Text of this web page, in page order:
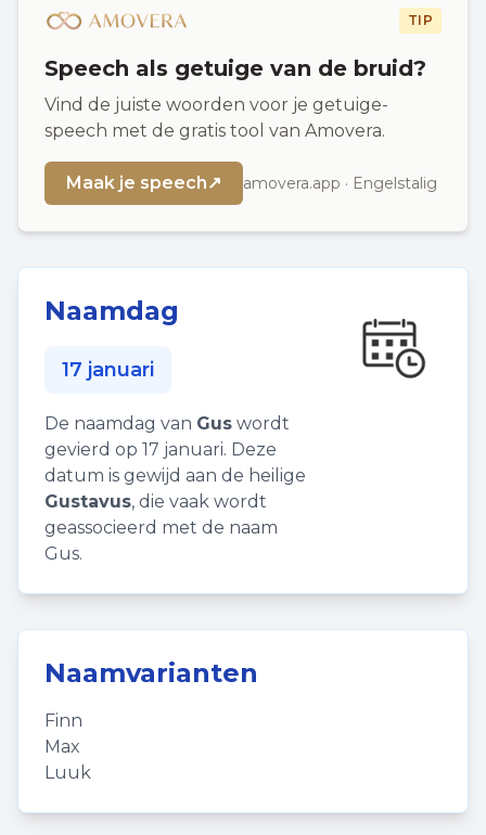
TIP
Speech als getuige van de bruid?
Vind de juiste woorden voor je getuige-
speech met de gratis tool van Amovera.
Maak je speech↗ amovera.app · Engelstalig
Naamdag
17 januari
De naamdag van Gus wordt
gevierd op 17 januari. Deze
datum is gewijd aan de heilige
Gustavus, die vaak wordt
geassocieerd met de naam
Gus.
Naamvarianten
Finn
Max
Luuk